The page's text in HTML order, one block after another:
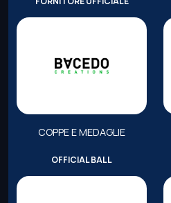
COPPE E MEDAGLIE
OFFICIAL BALL